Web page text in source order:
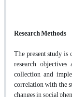
Research Methods
The present study is
research
collection and
correlation with the